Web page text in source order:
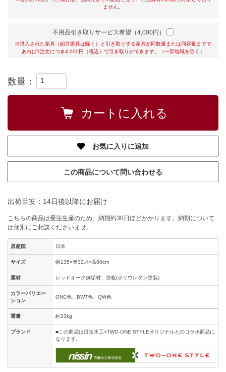
ません。
不用品引き取りサービス希望（4,000円）
※購入された家具（組立家具は除く）と引き取りする家具が同数量または同容量までで
あれば1注文につき4,000円（税込）で引き取りができます。（一部地域を除く）
数量：
お気に入りに追加
この商品について問い合わせる
出荷目安：14日後以降にお届け
こちらの商品は受注生産のため、納期約30日ほどかかります。納期について
は個別にご相談くださいませ。
原産国 日本
サイズ 幅135×奥32.4×高80cm
素材 レッドオーク無垢材、突板(ポリウレタン塗装)
カラーバリエー
ション
ONC色、BWT色、QW色
重量 約33kg
ブランド
■この商品は日進木工×TWO-ONE STYLEオリジナルとのコラボ商品に
なります。